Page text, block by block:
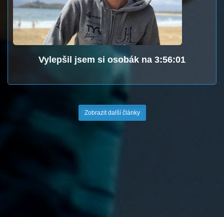
Vylepšil jsem si osobák na 3:56:01
Zobrazit další články